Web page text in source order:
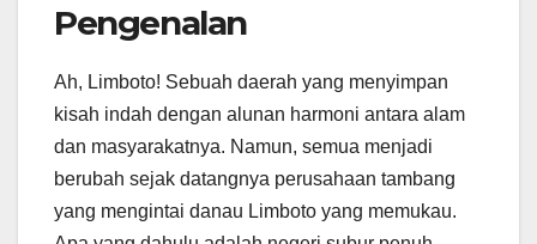
Pengenalan
Ah, Limboto! Sebuah daerah yang menyimpan
kisah indah dengan alunan harmoni antara alam
dan masyarakatnya. Namun, semua menjadi
berubah sejak datangnya perusahaan tambang
yang mengintai danau Limboto yang memukau.